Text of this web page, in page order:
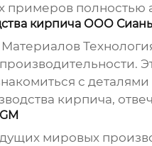
примеров полностью
кирпича ООО
с деталями
кирпича,
мировых